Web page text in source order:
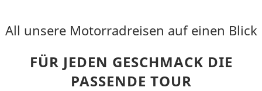
All unsere Motorradreisen auf einen Blick
FÜR JEDEN GESCHMACK DIE
PASSENDE TOUR